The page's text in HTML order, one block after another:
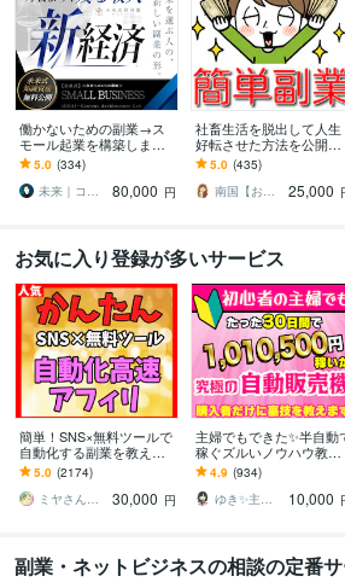
働かないための副業→ス
モール起業を構築します
初心者から個別伴走｜長
期で回るビジネスづくり
と実務AIスキル
5.0 (334)
未来｜コンテンツ起業ラボ
80,000 円
社畜生活を脱出して人生
好転させた方法を公開し
ます ツールで自動化→底
辺人生から解放されて理
想の生活♪
5.0 (435)
南国【おうち副業で月収100万】
25,000
お気に入り登録が多いサービス
簡単！SNS×無料ツールで
自動化する副業を教えま
す 【マンツーマンサポー
ト】3ステップ作業！仕組
みを増産で加速化
5.0 (2174)
ミヤさん【ネットで月収450万円達成】
30,000 円
主婦でもできた✨半自動
稼ぐズルいノウハウ教え
ます 3ステップで作成可
能！ほぼ放置で稼ぐ前代
未聞のおすすめ副業！
4.9 (934)
ゆき✨主婦でも月収100万円✨
10,000
副業・ネットビジネスの相談の定番